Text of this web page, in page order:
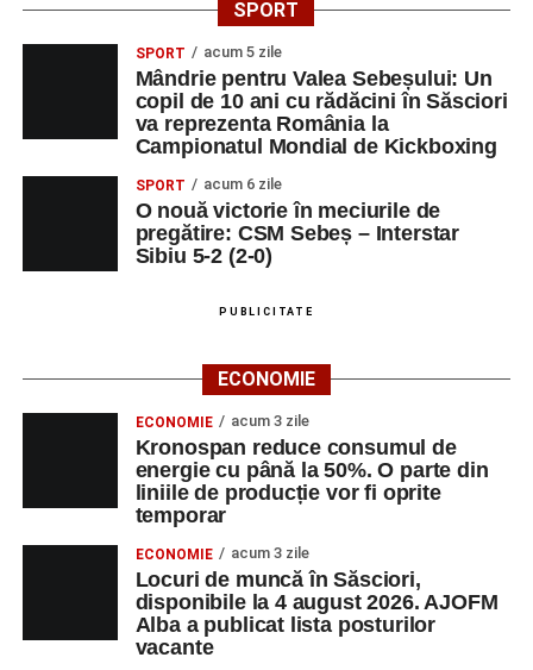
„Sinaxa Educațională”
profesori, dedicată susținerii unei educații centrate pe
valorile creștin-ortodoxe și pe formarea caracterului
elevilor. Născută din experiența duhovnicească și
formativă a Mănăstirii Oașa, Sinaxa își propune să
sprijine profesorii în regăsirea motivației interioare,
oferindu-le nu doar instrumente metodice actuale, ci și
contexte de sprijin reciproc, colaborare și reconectare la
vocația pedagogică autentică.
Urmărește-ne pe Google News
Ultimele știri din Sebeș
Primăria Sebeș a decis să reducă intensitatea
iluminatului public pe timpul nopții, în contextul
apelului la economii al Guvernului Bolojan
Duminică, 23 august 2026, Râpa Roșie găzduiește
SPORT
SPORT acum 5 zile
Mândrie pentru Valea Sebeșului: Un
copil de 10 ani cu rădăcini în Săsciori
va reprezenta România la
Campionatul Mondial de Kickboxing
SPORT acum 6 zile
O nouă victorie în meciurile de
pregătire: CSM Sebeș – Interstar
Sibiu 5-2 (2-0)
PUBLICITATE
ECONOMIE
ECONOMIE acum 3 zile
Kronospan reduce consumul de
energie cu până la 50%. O parte din
liniile de producție vor fi oprite
temporar
ECONOMIE acum 3 zile
Locuri de muncă în Săsciori,
disponibile la 4 august 2026. AJOFM
Alba a publicat lista posturilor
vacante